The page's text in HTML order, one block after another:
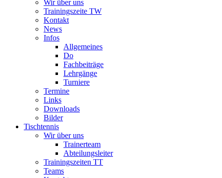
Wir über uns
Trainingszeite TW
Kontakt
News
Infos
Allgemeines
Do
Fachbeiträge
Lehrgänge
Turniere
Termine
Links
Downloads
Bilder
Tischtennis
Wir über uns
Trainerteam
Abteilungsleiter
Trainingszeiten TT
Teams